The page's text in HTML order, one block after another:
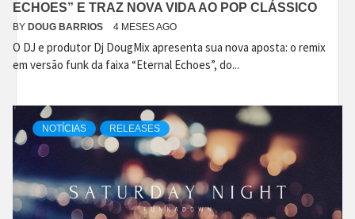
ECHOES” E TRAZ NOVA VIDA AO POP CLÁSSICO
BY DOUG BARRIOS 4 MESES AGO
O DJ e produtor Dj DougMix apresenta sua nova aposta: o remix
em versão funk da faixa “Eternal Echoes”, do...
NOTÍCIAS RELEASES